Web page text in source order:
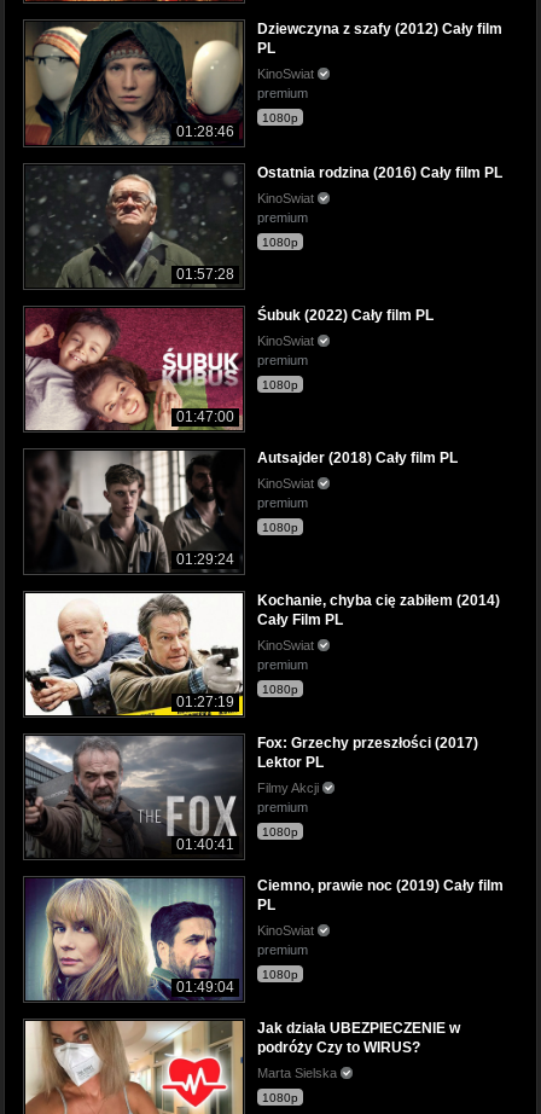
01:28:46
Dziewczyna z szafy (2012) Cały film
PL
KinoSwiat
premium
1080p
01:57:28
Ostatnia rodzina (2016) Cały film PL
KinoSwiat
premium
1080p
01:47:00
Śubuk (2022) Cały film PL
KinoSwiat
premium
1080p
01:29:24
Autsajder (2018) Cały film PL
KinoSwiat
premium
1080p
01:27:19
Kochanie, chyba cię zabiłem (2014)
Cały Film PL
KinoSwiat
premium
1080p
01:40:41
Fox: Grzechy przeszłości (2017)
Lektor PL
Filmy Akcji
premium
1080p
01:49:04
Ciemno, prawie noc (2019) Cały film
PL
KinoSwiat
premium
1080p
Jak działa UBEZPIECZENIE w
podróży Czy to WIRUS?
Marta Sielska
1080p